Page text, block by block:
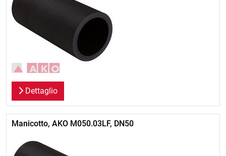
Dettaglio
Manicotto, AKO M050.03LF, DN50